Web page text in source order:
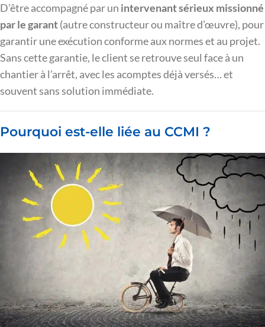
D’être accompagné par un intervenant sérieux missionné
par le garant(autre constructeur ou maître d’œuvre), pour
garantir une exécution conforme aux normes et au projet.
Sans cette garantie, le client se retrouve seul face à un
chantier à l’arrêt, avec les acomptes déjà versés… et
souvent sans solution immédiate.
Pourquoi est-elle liée au CCMI ?